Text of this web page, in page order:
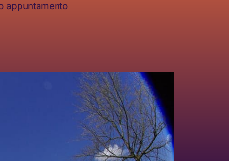
appuntamento